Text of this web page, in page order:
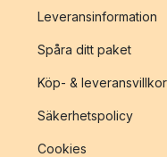
Leveransinformation
Spåra ditt paket
Köp- & leveransvillkor
Säkerhetspolicy
Cookies